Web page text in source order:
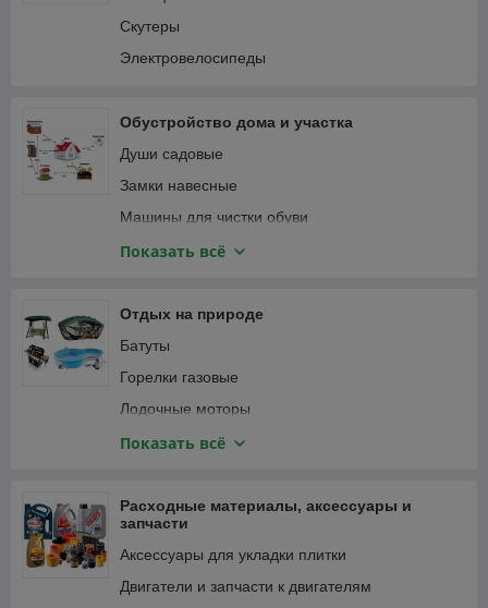
Пылесосы автомобильные
Специализированный автоинструмент
Соединители садовые
Тапенеры (степлеры) для подвязки растений
Шланги садовые
Веревка, канаты
Скутеры
Электровелосипеды
Обустройство дома и участка
Души садовые
Замки навесные
Машины для чистки обуви
Мебель и интерьер
Сантехника
Сейфы
Умывальники для дачи
Показать всё
Отдых на природе
Батуты
Горелки газовые
Лодочные моторы
Лодки надувные ПВХ
Фонари и светильники
Показать всё
Расходные материалы, аксессуары и
запчасти
Аксессуары для укладки плитки
Двигатели и запчасти к двигателям